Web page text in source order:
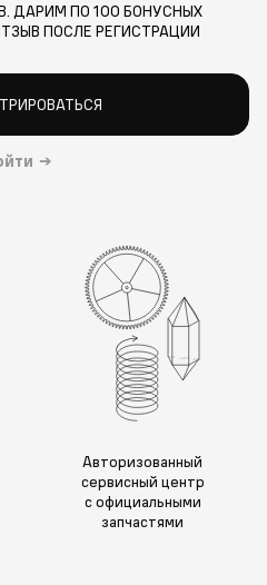
ДАРИМ ПО 100 БОНУСНЫХ
ПОСЛЕ РЕГИСТРАЦИИ
→
Авторизованный
сервисный центр
с официальными
запчастями